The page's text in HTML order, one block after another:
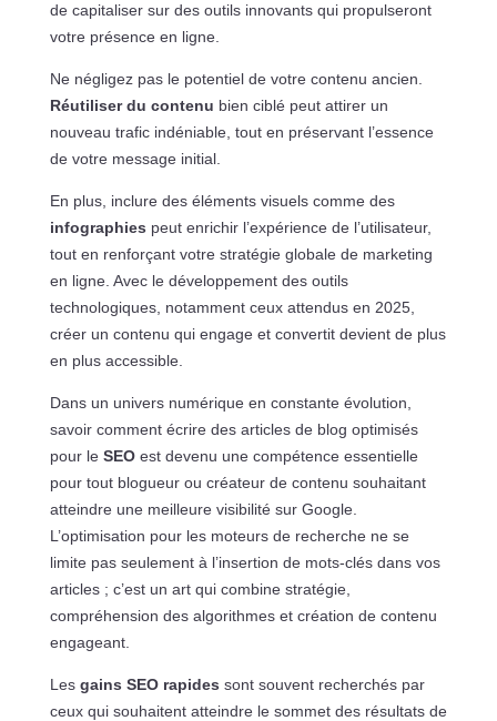
de capitaliser sur des outils innovants qui propulseront
votre présence en ligne.
Ne négligez pas le potentiel de votre contenu ancien.
Réutiliser du contenu bien ciblé peut attirer un
nouveau trafic indéniable, tout en préservant l’essence
de votre message initial.
En plus, inclure des éléments visuels comme des
infographies peut enrichir l’expérience de l’utilisateur,
tout en renforçant votre stratégie globale de marketing
en ligne. Avec le développement des outils
technologiques, notamment ceux attendus en 2025,
créer un contenu qui engage et convertit devient de plus
en plus accessible.
Dans un univers numérique en constante évolution,
savoir comment écrire des articles de blog optimisés
pour le SEOest devenu une compétence essentielle
pour tout blogueur ou créateur de contenu souhaitant
atteindre une meilleure visibilité sur Google.
L’optimisation pour les moteurs de recherche ne se
limite pas seulement à l’insertion de mots-clés dans vos
articles ; c’est un art qui combine stratégie,
compréhension des algorithmes et création de contenu
engageant.
Les gains SEO rapides sont souvent recherchés par
ceux qui souhaitent atteindre le sommet des résultats de